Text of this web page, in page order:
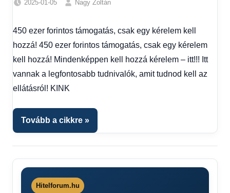
2025-01-05
Nagy Zoltán
Hírek
1
kézből
450 ezer forintos támogatás, csak egy kérelem kell
hozzá! 450 ezer forintos támogatás, csak egy kérelem
kell hozzá! Mindenképpen kell hozzá kérelem – itt!!! Itt
vannak a legfontosabb tudnivalók, amit tudnod kell az
ellátásról! KINK
Tovább a cikkre
Hitelforum.hu